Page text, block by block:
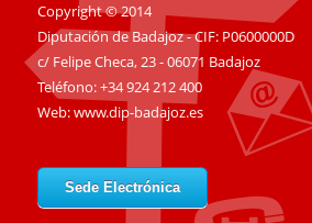
Copyright © 2014
Diputación de Badajoz - CIF: P0600000D
c/ Felipe Checa, 23 - 06071 Badajoz
Teléfono: +34 924 212 400
Web:www.dip-badajoz.es
Sede Electrónica